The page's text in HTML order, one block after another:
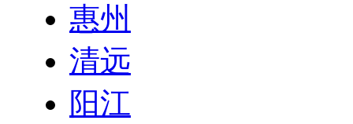
惠州
清远
阳江